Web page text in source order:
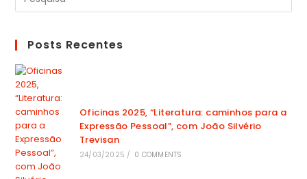
Posts Recentes
Oficinas 2025, “Literatura: caminhos para a
Expressão Pessoal”, com João Silvério
Trevisan
24/03/2025 / 0 COMMENTS